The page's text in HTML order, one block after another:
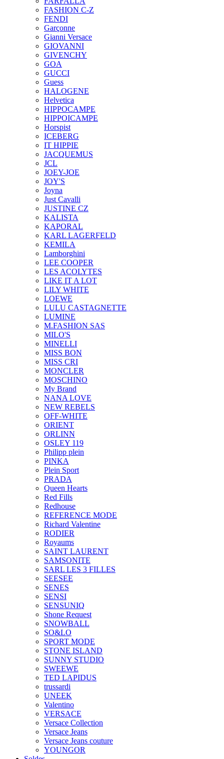
FASHION C-Z
FENDI
Garçonne
Gianni Versace
GIOVANNI
GIVENCHY
GOA
GUCCI
Guess
HALOGENE
Helvetica
HIPPOCAMPE
HIPPOICAMPE
Horspist
ICEBERG
IT HIPPIE
JACQUEMUS
JCL
JOEY-JOE
JOY'S
Joyna
Just Cavalli
JUSTINE CZ
KALISTA
KAPORAL
KARL LAGERFELD
KEMILA
Lamborghini
LEE COOPER
LES ACOLYTES
LIKE IT A LOT
LILY WHITE
LOEWE
LULU CASTAGNETTE
LUMINE
M.FASHION SAS
MILO'S
MINELLI
MISS BON
MISS CRI
MONCLER
MOSCHINO
My Brand
NANA LOVE
NEW REBELS
OFF-WHITE
ORIENT
ORLINN
OSLEY 119
Philipp plein
PINKA
Plein Sport
PRADA
Queen Hearts
Red Fills
Redhouse
REFERENCE MODE
Richard Valentine
RODIER
Royaums
SAINT LAURENT
SAMSONITE
SARL LES 3 FILLES
SEESEE
SENES
SENSI
SENSUNIQ
Shone Request
SNOWBALL
SO&LO
SPORT MODE
STONE ISLAND
SUNNY STUDIO
SWEEWE
TED LAPIDUS
trussardi
UNEEK
Valentino
VERSACE
Versace Collection
Versace Jeans
Versace Jeans couture
YOUNGOR